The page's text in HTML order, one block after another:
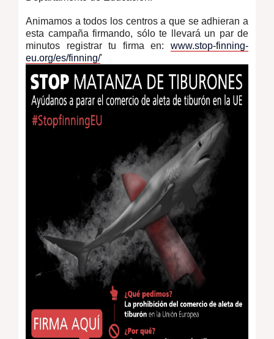
Animamos a todos los centros a que se adhieran a
esta campaña firmando, sólo te llevará un par de
minutos registrar tu firma en: www.stop-finning-
eu.org/es/finning/'